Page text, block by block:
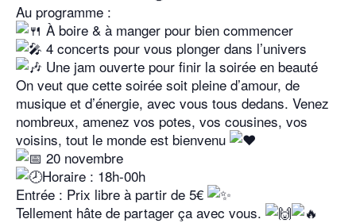
Au programme :
À boire & à manger pour bien commencer
4 concerts pour vous plonger dans l’univers
Une jam ouverte pour finir la soirée en beauté
On veut que cette soirée soit pleine d’amour, de
musique et d’énergie, avec vous tous dedans. Venez
nombreux, amenez vos potes, vos cousines, vos
voisins, tout le monde est bienvenu
20 novembre
Horaire : 18h-00h
Entrée : Prix libre à partir de 5€
Tellement hâte de partager ça avec vous.